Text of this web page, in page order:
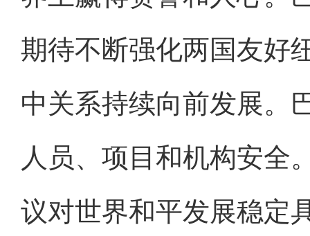
期待不断强化两国友好
中关系持续向前发展。
人员、项目和机构安全
议对世界和平发展稳定